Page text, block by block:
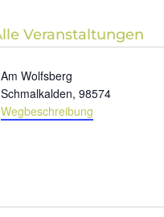
Veranstaltungen
Adresse
Am Wolfsberg
Schmalkalden, 98574
Wegbeschreibung